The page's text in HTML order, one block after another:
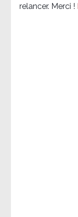
relancer. Merci !